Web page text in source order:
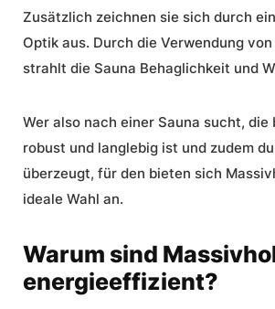
Zusätzlich zeichnen sie sich durch
Optik aus. Durch die Verwendung
strahlt die Sauna Behaglichkeit und
Wer also nach einer Sauna sucht, die
robust und langlebig ist und zudem
überzeugt, für den bieten sich
ideale Wahl an.
Warum sind
energieeffizient?